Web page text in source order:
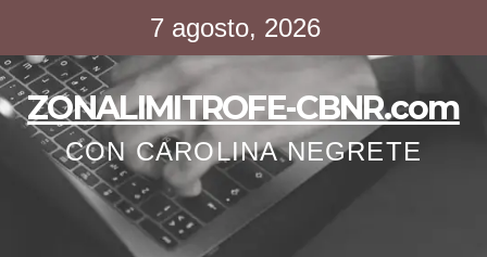
contenido
7 agosto, 2026
ZONALIMITROFE-CBNR.com
CON CAROLINA NEGRETE